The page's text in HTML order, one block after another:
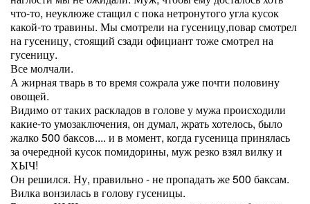
что-то, неуклюже стащил с пока нетронутого угла кусок
какой-то травины. Мы смотрели на гусеницу,повар смотрел
на гусеницу, стоящий сзади официант тоже смотрел на
гусеницу.
Все молчали.
А жирная тварь в то время сожрала уже почти половину
овощей.
Видимо от таких раскладов в голове у мужа происходили
какие-то умозаключения, он думал, жрать хотелось, было
жалко 500 баксов.... и в момент, когда гусеница принялась
за очередной кусок помидорины, муж резко взял вилку и
ХЫЧ!
Он решился. Ну, правильно - не пропадать же 500 баксам.
Вилка вонзилась в голову гусеницы.